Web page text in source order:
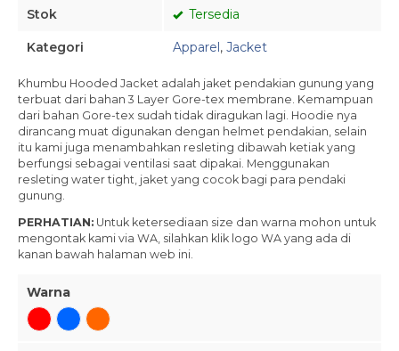
Stok Tersedia
Kategori Apparel, Jacket
Khumbu Hooded Jacket adalah jaket pendakian gunung yang
terbuat dari bahan 3 Layer Gore-tex membrane. Kemampuan
dari bahan Gore-tex sudah tidak diragukan lagi. Hoodie nya
dirancang muat digunakan dengan helmet pendakian, selain
itu kami juga menambahkan resleting dibawah ketiak yang
berfungsi sebagai ventilasi saat dipakai. Menggunakan
resleting water tight, jaket yang cocok bagi para pendaki
gunung.
PERHATIAN: Untuk ketersediaan size dan warna mohon untuk
mengontak kami via WA, silahkan klik logo WA yang ada di
kanan bawah halaman web ini.
Warna